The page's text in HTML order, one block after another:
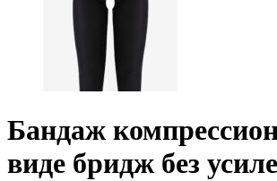
Бандаж
виде бридж без